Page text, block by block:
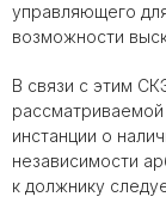
управляющего
возможности
В связи с этим
инстанции о
независимости
к должнику